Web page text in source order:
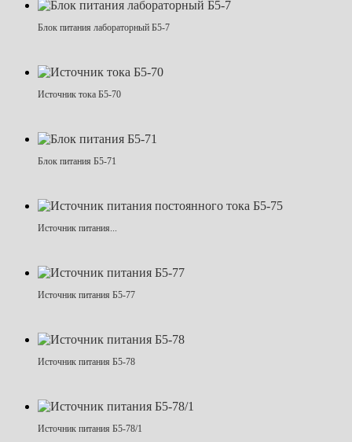
Блок питания лабораторный Б5-7
Источник тока Б5-70
Блок питания Б5-71
Источник питания...
Источник питания Б5-77
Источник питания Б5-78
Источник питания Б5-78/1